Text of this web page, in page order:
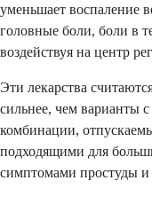
уменьшает воспаление
головные боли, боли в
воздействуя на центр
Эти лекарства
сильнее, чем варианты
комбинации,
подходящими для
симптомами простуды и